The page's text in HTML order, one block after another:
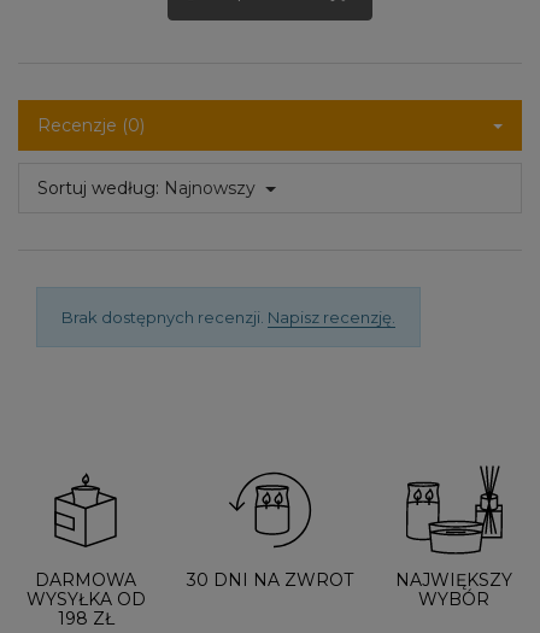
Recenzje (0)
Sortuj według: Najnowszy
Brak dostępnych recenzji. Napisz recenzję.
DARMOWA
WYSYŁKA OD
198 ZŁ
30 DNI NA ZWROT
NAJWIĘKSZY
WYBÓR